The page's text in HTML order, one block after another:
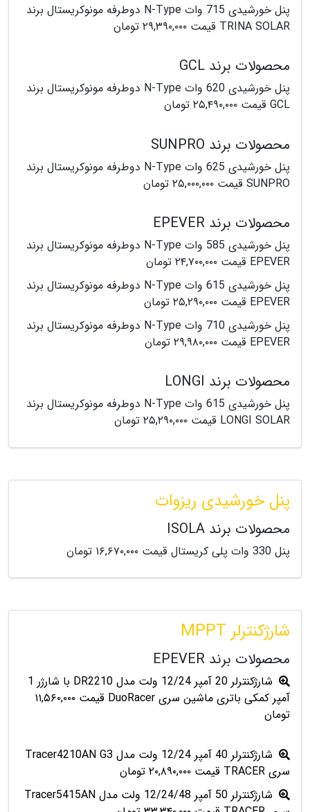
پنل خورشیدی 715 وات N-Type دوطرفه مونوکریستال برند
TRINA SOLAR قیمت ۲۹,۳۹۰,۰۰۰ تومان
محصولات برند GCL
پنل خورشیدی 620 وات N-Type دوطرفه مونوکریستال برند
GCL قیمت ۲۵,۴۹۰,۰۰۰ تومان
محصولات برند SUNPRO
پنل خورشیدی 625 وات N-Type دوطرفه مونوکریستال برند
SUNPRO قیمت ۲۵,۰۰۰,۰۰۰ تومان
محصولات برند EPEVER
پنل خورشیدی 585 وات N-Type دوطرفه مونوکریستال برند
EPEVER قیمت ۲۴,۷۰۰,۰۰۰ تومان
پنل خورشیدی 615 وات N-Type دوطرفه مونوکریستال برند
EPEVER قیمت ۲۵,۲۹۰,۰۰۰ تومان
پنل خورشیدی 710 وات N-Type دوطرفه مونوکریستال برند
EPEVER قیمت ۲۹,۹۸۰,۰۰۰ تومان
محصولات برند LONGI
پنل خورشیدی 615 وات N-Type دوطرفه مونوکریستال برند
LONGI SOLAR قیمت ۲۵,۲۹۰,۰۰۰ تومان
پنل خورشیدی ریزوات
محصولات برند ISOLA
پنل 330 وات پلی کریستال قیمت ۱۶,۶۷۰,۰۰۰ تومان
شارژکنترلر MPPT
محصولات برند EPEVER
شارژکنترلر 20 آمپر 12/24 ولت مدل DR2210 با شارژر 1
آمپر کمکی باتری ماشین سری DuoRacer قیمت ۱۱,۵۶۰,۰۰۰
تومان
شارژکنترلر 40 آمپر 12/24 ولت مدل Tracer4210AN G3
سری TRACER قیمت ۲۰,۸۹۰,۰۰۰ تومان
شارژکنترلر 50 آمپر 12/24/48 ولت مدل Tracer5415AN